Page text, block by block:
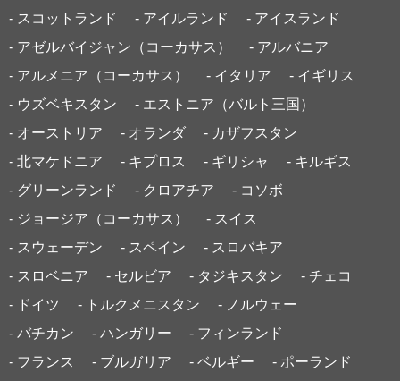
- スコットランド
- アイルランド
- アイスランド
- アゼルバイジャン（コーカサス）
- アルバニア
- アルメニア（コーカサス）
- イタリア
- イギリス
- ウズベキスタン
- エストニア（バルト三国）
- オーストリア
- オランダ
- カザフスタン
- 北マケドニア
- キプロス - ギリシャ
- キルギス
- グリーンランド
- クロアチア
- コソボ
- ジョージア（コーカサス）
- スイス
- スウェーデン
- スペイン
- スロバキア
- スロベニア
- セルビア - タジキスタン
- チェコ
- ドイツ
- トルクメニスタン
- ノルウェー
- バチカン
- ハンガリー
- フィンランド
- フランス
- ブルガリア - ベルギー
- ポーランド